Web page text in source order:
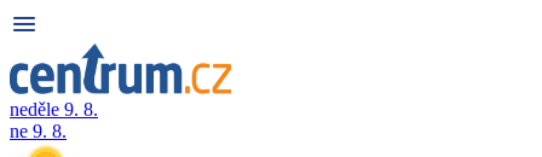
neděle 9. 8.
ne 9. 8.